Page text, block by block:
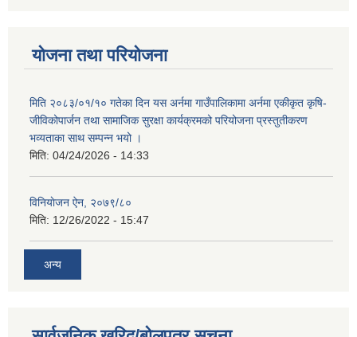
योजना तथा परियोजना
मिति २०८३/०१/१० गतेका दिन यस अर्नमा गाउँपालिकामा अर्नमा एकीकृत कृषि-
जीविकोपार्जन तथा सामाजिक सुरक्षा कार्यक्रमको परियोजना प्रस्तुतीकरण
भव्यताका साथ सम्पन्न भयो ।
मिति: 04/24/2026 - 14:33
विनियाेजन ऐन, २०७९/८०
मिति: 12/26/2022 - 15:47
अन्य